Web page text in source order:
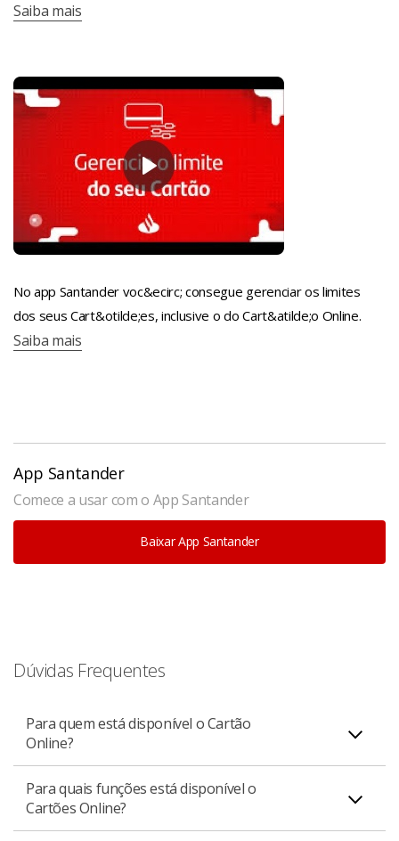
Saiba mais
No app Santander voc&ecirc; consegue gerenciar os limites
dos seus Cart&otilde;es, inclusive o do Cart&atilde;o Online.
Saiba mais
App Santander
Comece a usar com o App Santander
Baixar App Santander
Dúvidas Frequentes
Para quem está disponível o Cartão
Online?
Está disponível para todos os clientes pessoa física
titulares e adicionais de um Cartão Santander, e PJ
Para quais funções está disponível o
Cartões Online?